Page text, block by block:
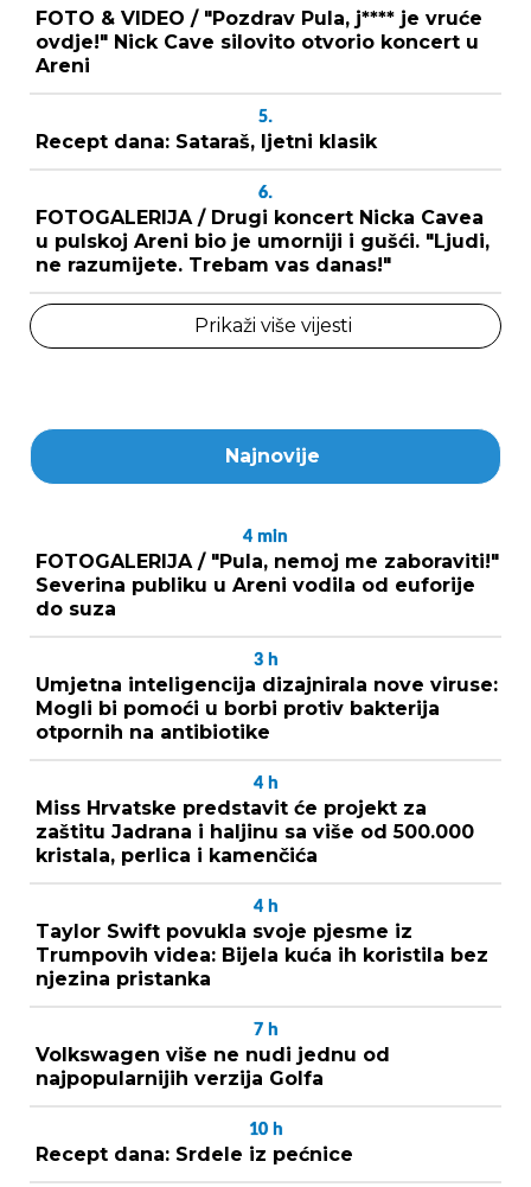
FOTO & VIDEO / "Pozdrav Pula, j**** je vruće
ovdje!" Nick Cave silovito otvorio koncert u
Areni
5.
Recept dana: Sataraš, ljetni klasik
6.
FOTOGALERIJA / Drugi koncert Nicka Cavea
u pulskoj Areni bio je umorniji i gušći. "Ljudi,
ne razumijete. Trebam vas danas!"
Prikaži više vijesti
Najnovije
4 min
FOTOGALERIJA / "Pula, nemoj me zaboraviti!"
Severina publiku u Areni vodila od euforije
do suza
3 h
Umjetna inteligencija dizajnirala nove viruse:
Mogli bi pomoći u borbi protiv bakterija
otpornih na antibiotike
4 h
Miss Hrvatske predstavit će projekt za
zaštitu Jadrana i haljinu sa više od 500.000
kristala, perlica i kamenčića
4 h
Taylor Swift povukla svoje pjesme iz
Trumpovih videa: Bijela kuća ih koristila bez
njezina pristanka
7 h
Volkswagen više ne nudi jednu od
najpopularnijih verzija Golfa
10 h
Recept dana: Srdele iz pećnice